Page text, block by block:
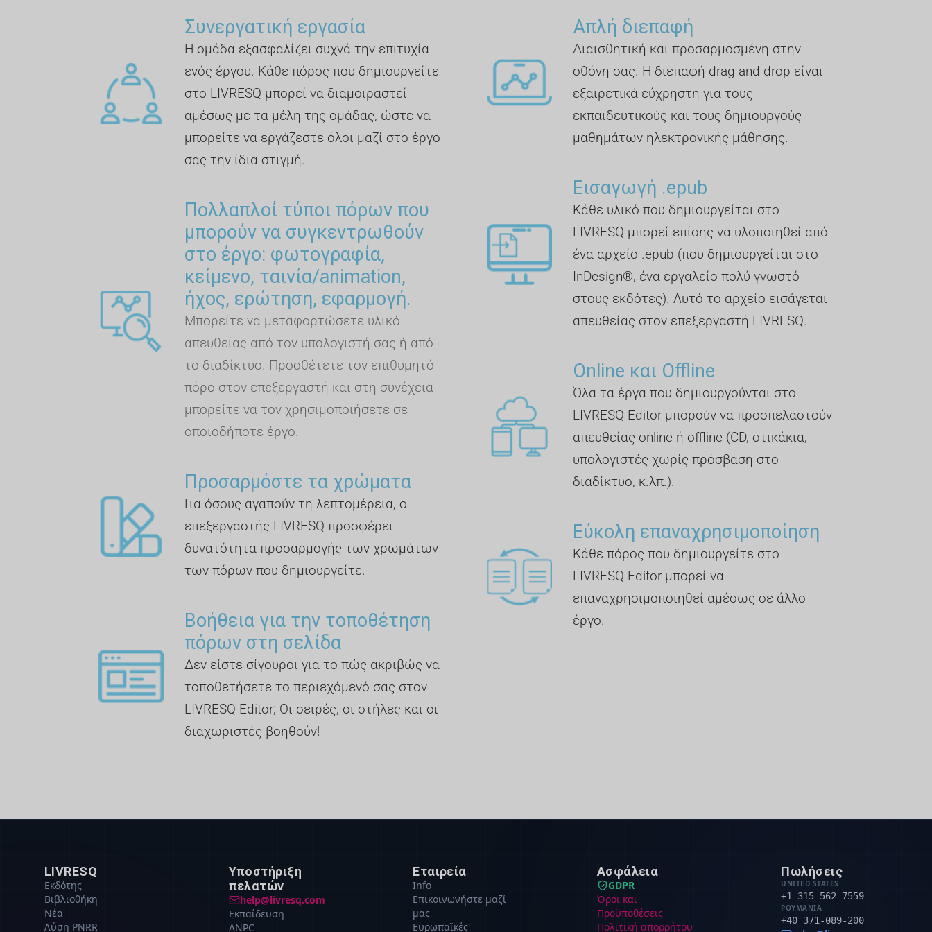
Συνεργατική εργασία
Η ομάδα εξασφαλίζει συχνά την επιτυχία
ενός έργου. Κάθε πόρος που δημιουργείτε
στο LIVRESQ μπορεί να διαμοιραστεί
αμέσως με τα μέλη της ομάδας, ώστε να
μπορείτε να εργάζεστε όλοι μαζί στο έργο
σας την ίδια στιγμή.
Πολλαπλοί τύποι πόρων που
μπορούν να συγκεντρωθούν
στο έργο: φωτογραφία,
κείμενο, ταινία/animation,
ήχος, ερώτηση, εφαρμογή.
Μπορείτε να μεταφορτώσετε υλικό
απευθείας από τον υπολογιστή σας ή από
το διαδίκτυο. Προσθέτετε τον επιθυμητό
πόρο στον επεξεργαστή και στη συνέχεια
μπορείτε να τον χρησιμοποιήσετε σε
οποιοδήποτε έργο.
Προσαρμόστε τα χρώματα
Για όσους αγαπούν τη λεπτομέρεια, ο
επεξεργαστής LIVRESQ προσφέρει
δυνατότητα προσαρμογής των χρωμάτων
των πόρων που δημιουργείτε.
Βοήθεια για την τοποθέτηση
πόρων στη σελίδα
Δεν είστε σίγουροι για το πώς ακριβώς να
τοποθετήσετε το περιεχόμενό σας στον
LIVRESQ Editor; Οι σειρές, οι στήλες και οι
διαχωριστές βοηθούν!
Απλή διεπαφή
Διαισθητική και προσαρμοσμένη στην
οθόνη σας. Η διεπαφή drag and drop είναι
εξαιρετικά εύχρηστη για τους
εκπαιδευτικούς και τους δημιουργούς
μαθημάτων ηλεκτρονικής μάθησης.
Εισαγωγή .epub
Κάθε υλικό που δημιουργείται στο
LIVRESQ μπορεί επίσης να υλοποιηθεί από
ένα αρχείο .epub (που δημιουργείται στο
InDesign®, ένα εργαλείο πολύ γνωστό
στους εκδότες). Αυτό το αρχείο εισάγεται
απευθείας στον επεξεργαστή LIVRESQ.
Online και Offline
Όλα τα έργα που δημιουργούνται στο
LIVRESQ Editor μπορούν να προσπελαστούν
απευθείας online ή offline (CD, στικάκια,
υπολογιστές χωρίς πρόσβαση στο
διαδίκτυο, κ.λπ.).
Εύκολη επαναχρησιμοποίηση
Κάθε πόρος που δημιουργείτε στο
LIVRESQ Editor μπορεί να
επαναχρησιμοποιηθεί αμέσως σε άλλο
έργο.
LIVRESQ
Εκδότης
Βιβλιοθήκη
Νέα
Λύση PNRR
Υποστήριξη
πελατών
help@livresq.com
Εκπαίδευση
ANPC
Εταιρεία
Info
Επικοινωνήστε μαζί
μας
Ευρωπαϊκές
Ασφάλεια
GDPR
Όροι και
Προϋποθέσεις
Πολιτική απορρήτου
Πωλήσεις
UNITED STATES
+1 315-562-7559
ΡΟΥΜΑΝΊΑ
+40 371-089-200